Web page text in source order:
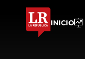
INICIO